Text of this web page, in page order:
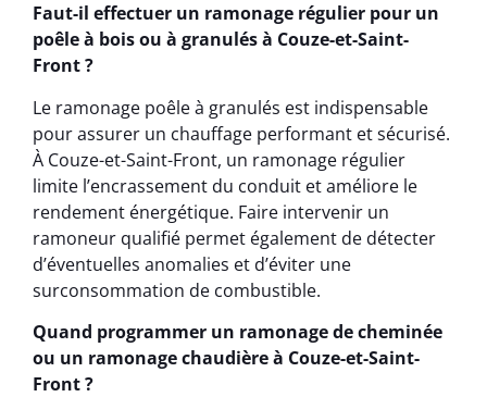
Faut-il effectuer un ramonage régulier pour un
poêle à bois ou à granulés à Couze-et-Saint-
Front ?
Le ramonage poêle à granulés est indispensable
pour assurer un chauffage performant et sécurisé.
À Couze-et-Saint-Front, un ramonage régulier
limite l’encrassement du conduit et améliore le
rendement énergétique. Faire intervenir un
ramoneur qualifié permet également de détecter
d’éventuelles anomalies et d’éviter une
surconsommation de combustible.
Quand programmer un ramonage de cheminée
ou un ramonage chaudière à Couze-et-Saint-
Front ?